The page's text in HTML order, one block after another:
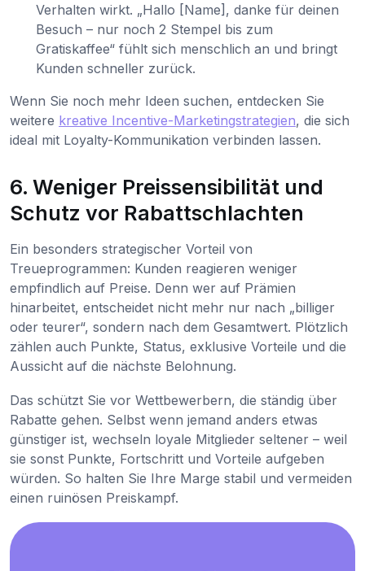
Verhalten wirkt. „Hallo [Name], danke für deinen
Besuch – nur noch 2 Stempel bis zum
Gratiskaffee“ fühlt sich menschlich an und bringt
Kunden schneller zurück.
Wenn Sie noch mehr Ideen suchen, entdecken Sie
weitere kreative Incentive-Marketingstrategien, die sich
ideal mit Loyalty-Kommunikation verbinden lassen.
6. Weniger Preissensibilität und
Schutz vor Rabattschlachten
Ein besonders strategischer Vorteil von
Treueprogrammen: Kunden reagieren weniger
empfindlich auf Preise. Denn wer auf Prämien
hinarbeitet, entscheidet nicht mehr nur nach „billiger
oder teurer“, sondern nach dem Gesamtwert. Plötzlich
zählen auch Punkte, Status, exklusive Vorteile und die
Aussicht auf die nächste Belohnung.
Das schützt Sie vor Wettbewerbern, die ständig über
Rabatte gehen. Selbst wenn jemand anders etwas
günstiger ist, wechseln loyale Mitglieder seltener – weil
sie sonst Punkte, Fortschritt und Vorteile aufgeben
würden. So halten Sie Ihre Marge stabil und vermeiden
einen ruinösen Preiskampf.